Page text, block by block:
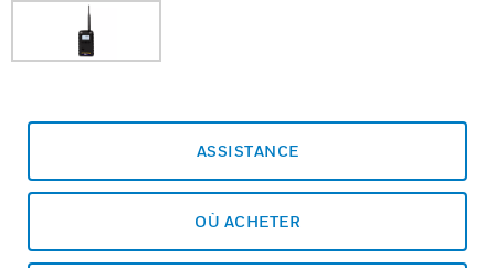
ASSISTANCE
OÙ ACHETER